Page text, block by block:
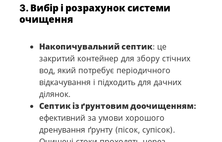
3. Вибір і розрахунок системи
очищення
Накопичувальний септик: це
закритий контейнер для збору стічних
вод, який потребує періодичного
відкачування і підходить для дачних
ділянок.
Септик із ґрунтовим доочищенням:
ефективний за умови хорошого
дренування ґрунту (пісок, супісок).